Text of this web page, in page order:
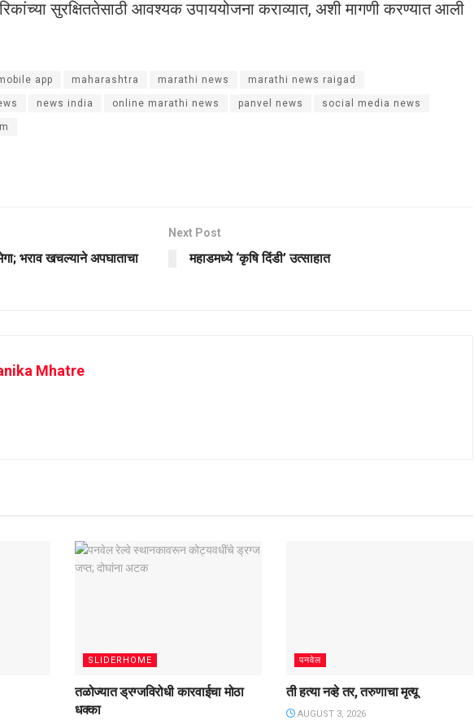
सुरक्षिततेसाठी आवश्यक उपाययोजना कराव्यात, अशी मागणी करण्यात आली
app maharashtra marathi news marathi news raigad
news india online marathi news panvel news social media news
भराव खचल्याने अपघाताचा
Next Post
‌महाडमध्ये ‌‘कृषि दिंडी’ उत्साहात
Mhatre
SLIDERHOME
तळोज्यात ड्रग्जविरोधी कारवाईचा मोठा
धक्का
पनवेल
ती हत्या नव्हे तर, तरुणाचा मृत्यू
AUGUST 3, 2026